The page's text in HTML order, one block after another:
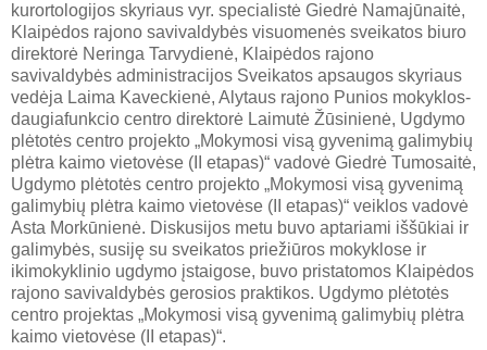
kurortologijos skyriaus vyr. specialistė Giedrė Namajūnaitė,
Klaipėdos rajono savivaldybės visuomenės sveikatos biuro
direktorė Neringa Tarvydienė, Klaipėdos rajono
savivaldybės administracijos Sveikatos apsaugos skyriaus
vedėja Laima Kaveckienė, Alytaus rajono Punios mokyklos-
daugiafunkcio centro direktorė Laimutė Žūsinienė, Ugdymo
plėtotės centro projekto „Mokymosi visą gyvenimą galimybių
plėtra kaimo vietovėse (II etapas)“ vadovė Giedrė Tumosaitė,
Ugdymo plėtotės centro projekto „Mokymosi visą gyvenimą
galimybių plėtra kaimo vietovėse (II etapas)“ veiklos vadovė
Asta Morkūnienė. Diskusijos metu buvo aptariami iššūkiai ir
galimybės, susiję su sveikatos priežiūros mokyklose ir
ikimokyklinio ugdymo įstaigose, buvo pristatomos Klaipėdos
rajono savivaldybės gerosios praktikos. Ugdymo plėtotės
centro projektas „Mokymosi visą gyvenimą galimybių plėtra
kaimo vietovėse (II etapas)“.